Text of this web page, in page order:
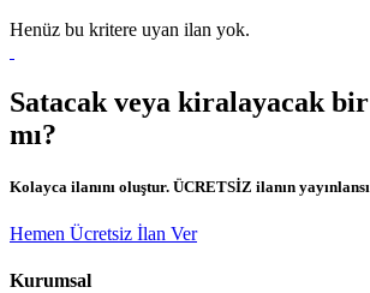
Henüz bu kritere uyan ilan yok.
Satacak veya kiralayacak
mı?
Kolayca ilanını oluştur. ÜCRETSİZ ilanın
Hemen Ücretsiz İlan Ver
Kurumsal